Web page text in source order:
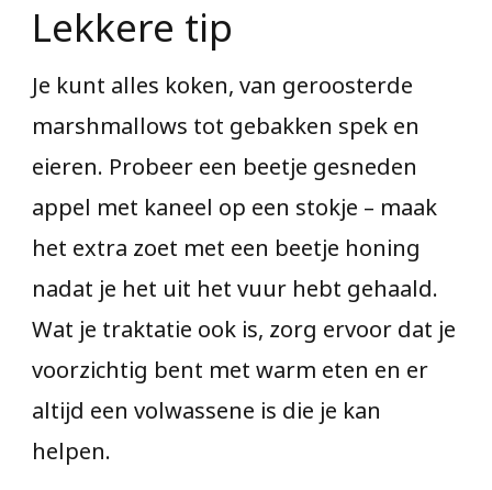
Lekkere tip
Je kunt alles koken, van geroosterde
marshmallows tot gebakken spek en
eieren. Probeer een beetje gesneden
appel met kaneel op een stokje – maak
het extra zoet met een beetje honing
nadat je het uit het vuur hebt gehaald.
Wat je traktatie ook is, zorg ervoor dat je
voorzichtig bent met warm eten en er
altijd een volwassene is die je kan
helpen.